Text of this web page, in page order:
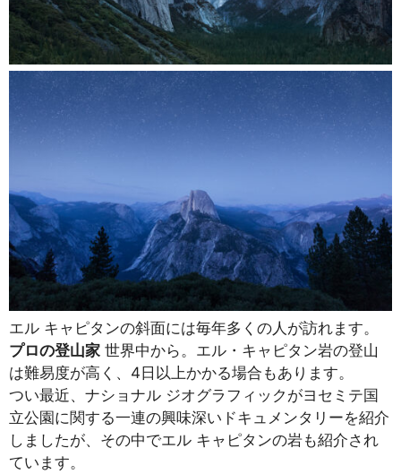
エル キャピタンの斜面には毎年多くの人が訪れます。
プロの登山家 世界中から。エル・キャピタン岩の登山
は難易度が高く、4日以上かかる場合もあります。
つい最近、ナショナル ジオグラフィックがヨセミテ国
立公園に関する一連の興味深いドキュメンタリーを紹介
しましたが、その中でエル キャピタンの岩も紹介され
ています。